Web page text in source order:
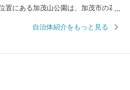
置にある加茂山公園は、加茂市の花
す。 また、木工のまちと
皮革製品、食品などの産業が地域を
自治体紹介をもっと見る